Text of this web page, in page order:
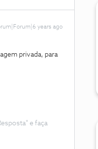
years ago
privada, para
e faça